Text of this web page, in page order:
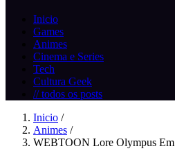
Inicio
Games
Animes
Cinema e Series
Tech
Cultura Geek
// todos os posts
Inicio /
Animes /
WEBTOON Lore Olympus